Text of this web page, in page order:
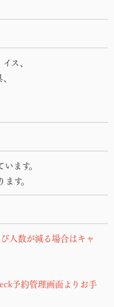
ス、
ます。
す。
人数が減る場合はキャ
予約管理画面よりお手